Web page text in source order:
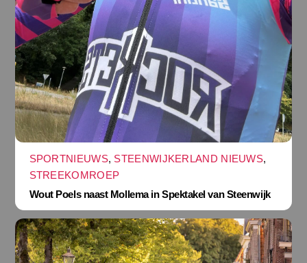
SPORTNIEUWS, STEENWIJKERLAND NIEUWS,
STREEKOMROEP
Wout Poels naast Mollema in Spektakel van Steenwijk